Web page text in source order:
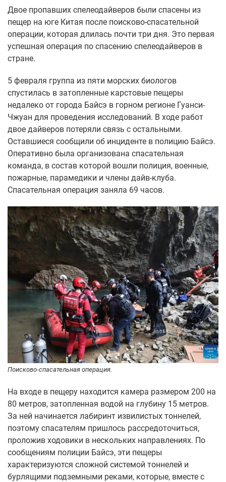
Двое пропавших спелеодайверов были спасены из
пещер на юге Китая после поисково-спасательной
операции, которая длилась почти три дня. Это первая
успешная операция по спасению спелеодайверов в
стране.
5 февраля группа из пяти морских биологов
спустилась в затопленные карстовые пещеры
недалеко от города Байсэ в горном регионе Гуанси-
Чжуан для проведения исследований. В ходе работ
двое дайверов потеряли связь с остальными.
Оставшиеся сообщили об инциденте в полицию Байсэ.
Оперативно была организована спасательная
команда, в состав которой вошли полиция, военные,
пожарные, парамедики и члены дайв-клуба.
Спасательная операция заняла 69 часов.
Поисково-спасательная операция.
На входе в пещеру находится камера размером 200 на
80 метров, затопленная водой на глубину 15 метров.
За ней начинается лабиринт извилистых тоннелей,
поэтому спасателям пришлось рассредоточиться,
проложив ходовики в нескольких направлениях. По
сообщениям полиции Байсэ, эти пещеры
характеризуются сложной системой тоннелей и
бурлящими подземными реками, которые, вместе с